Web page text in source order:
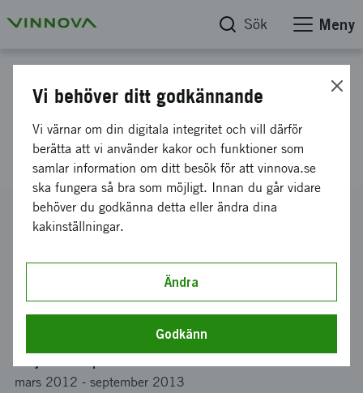
Sök Meny
Eurostarsprojekt E!6963 AMC,
KI
Diarienummer
2012-00727
Koordinator
Institutionen för laboratoriemedicin
Bidrag från Vinnova
mars 2012 - september 2013
Vi behöver ditt godkännande
Vi värnar om din digitala integritet och vill därför
berätta att vi använder kakor och funktioner som
samlar information om ditt besök för att vinnova.se
ska fungera så bra som möjligt. Innan du går vidare
behöver du godkänna detta eller ändra dina
kakinställningar.
Ändra
Godkänn